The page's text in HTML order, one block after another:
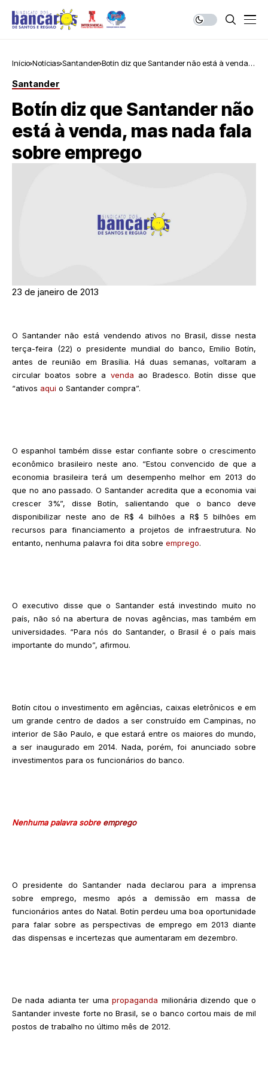
Início Notícias Santander Botín diz que Santander não está à venda,
Santander
Botín diz que Santander não
está à venda, mas nada fala
sobre emprego
23 de janeiro de 2013
O Santander não está vendendo ativos no Brasil, disse nesta
terça-feira (22) o presidente mundial do banco, Emilio Botín,
antes de reunião em Brasília. Há duas semanas, voltaram a
circular boatos sobre a venda ao Bradesco. Botín disse que
“ativos aqui o Santander compra”.
O espanhol também disse estar confiante sobre o crescimento
econômico brasileiro neste ano. “Estou convencido de que a
economia brasileira terá um desempenho melhor em 2013 do
que no ano passado. O Santander acredita que a economia vai
crescer 3%”, disse Botín, salientando que o banco deve
disponibilizar neste ano de R$ 4 bilhões a R$ 5 bilhões em
recursos para financiamento a projetos de infraestrutura. No
entanto, nenhuma palavra foi dita sobre emprego.
O executivo disse que o Santander está investindo muito no
país, não só na abertura de novas agências, mas também em
universidades. “Para nós do Santander, o Brasil é o país mais
importante do mundo”, afirmou.
Botín citou o investimento em agências, caixas eletrônicos e em
um grande centro de dados a ser construído em Campinas, no
interior de São Paulo, e que estará entre os maiores do mundo,
a ser inaugurado em 2014. Nada, porém, foi anunciado sobre
investimentos para os funcionários do banco.
Nenhuma palavra sobre emprego
O presidente do Santander nada declarou para a imprensa
sobre emprego, mesmo após a demissão em massa de
funcionários antes do Natal. Botín perdeu uma boa oportunidade
para falar sobre as perspectivas de emprego em 2013 diante
das dispensas e incertezas que aumentaram em dezembro.
De nada adianta ter umapropaganda milionária dizendo que o
Santander investe forte no Brasil, se o banco cortou mais de mil
postos de trabalho no último mês de 2012.